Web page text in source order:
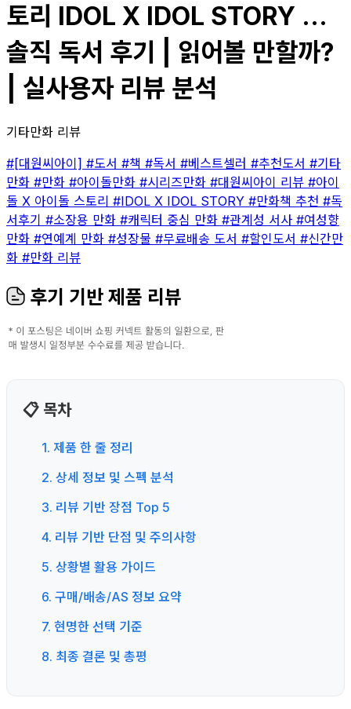
토리 IDOL X IDOL STORY ...
솔직 독서 후기 | 읽어볼 만할까?
| 실사용자 리뷰 분석
기타만화 리뷰
#[대원씨아이] #도서 #책 #독서 #베스트셀러 #추천도서 #기타
만화 #만화 #아이돌만화 #시리즈만화 #대원씨아이 리뷰 #아이
돌 X 아이돌 스토리 #IDOL X IDOL STORY #만화책 추천 #독
서후기 #소장용 만화 #캐릭터 중심 만화 #관계성 서사 #여성향
만화 #연예계 만화 #성장물 #무료배송 도서 #할인도서 #신간만
화 #만화 리뷰
후기 기반 제품 리뷰
📋 목차
1. 제품 한 줄 정리
2. 상세 정보 및 스펙 분석
3. 리뷰 기반 장점 Top 5
4. 리뷰 기반 단점 및 주의사항
5. 상황별 활용 가이드
6. 구매/배송/AS 정보 요약
7. 현명한 선택 기준
8. 최종 결론 및 총평